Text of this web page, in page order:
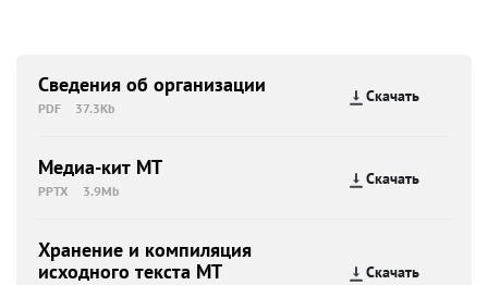
Сведения об организации
PDF 37.3Kb
Скачать
Медиа-кит МТ
PPTX 3.9Mb
Скачать
Хранение и компиляция
исходного текста МТ
Скачать